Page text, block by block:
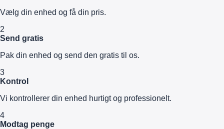
Vælg din enhed og få din pris.
2
Send gratis
Pak din enhed og send den gratis til os.
3
Kontrol
Vi kontrollerer din enhed hurtigt og professionelt.
4
Modtag penge